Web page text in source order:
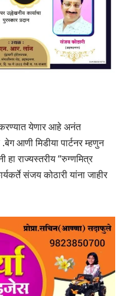
येणार आहे अनंत
आणी मिडीया पार्टनर म्हणुन
हा राज्यस्तरीय “रुग्णमित्र
संजय कोठारी यांना जाहीर